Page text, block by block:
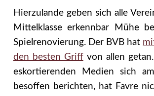
Hierzulande geben sich alle
Mittelklasse erkennbar Mühe
Spielrenovierung. Der BVB hat
den besten Griffvon allen
eskortierenden Medien sich
besoffen berichten, hat Favre